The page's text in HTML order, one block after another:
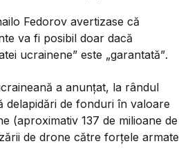
Fedorov avertizase că
va fi posibil doar dacă
ucrainene” este „garantată”.
a anunțat, la rândul
delapidări de fonduri în valoare
(aproximativ 137 de milioane de
de drone către forțele armate